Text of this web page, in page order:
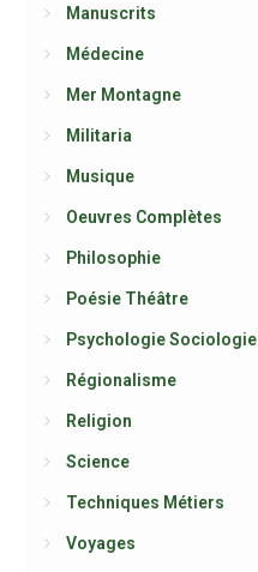
Manuscrits
Médecine
Mer Montagne
Militaria
Musique
Oeuvres Complètes
Philosophie
Poésie Théâtre
Psychologie Sociologie
Régionalisme
Religion
Science
Techniques Métiers
Voyages